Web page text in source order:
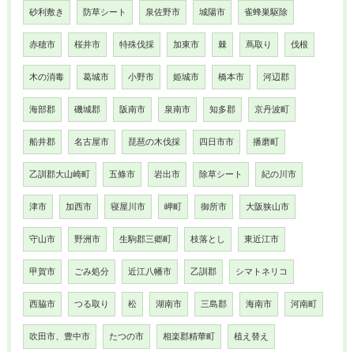
砂利敷き 防草シート 泉佐野市 城陽市 雀蜂巣駆除
赤穂市 桜井市 特殊伐採 加東市 棘 蔦取り 伐根
木の消毒 葛城市 小野市 姫城市 橋本市 河辺郡
海部郡 磯城郡 阪南市 泉南市 知多郡 京丹波町
船井郡 名古屋市 琵琶の木伐採 四日市市 播磨町
乙訓郡大山崎町 五條市 岩出市 除草シート 紀の川市
津市 加西市 寝屋川市 岬町 御所市 大阪狭山市
守山市 野洲市 生駒郡三郷町 枝落とし 東近江市
甲賀市 ごみ処分 近江八幡市 乙訓郡 シマトネリコ
西脇市 つる取り 松 湖南市 三島郡 海南市 河南町
吹田市、豊中市 たつの市 相楽郡精華町 植え替え